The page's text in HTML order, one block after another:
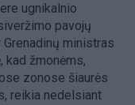
ugnikalnio
pavojų
ministras
kad žmonėms,
zonose šiaurės
reikia nedelsiant